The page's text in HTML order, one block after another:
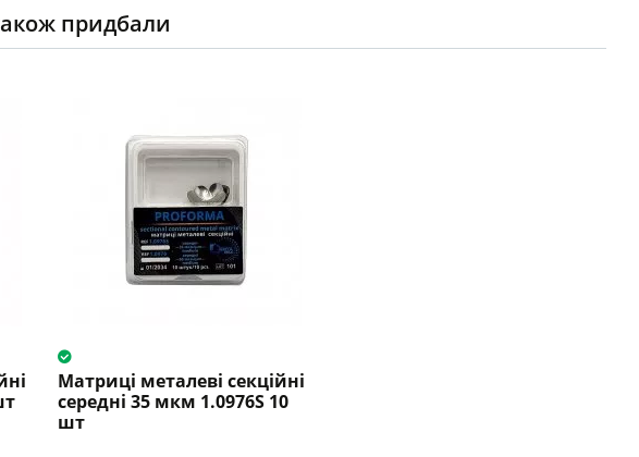
придбали
Матриці металеві секційні
середні 35 мкм 1.0976S 10
шт